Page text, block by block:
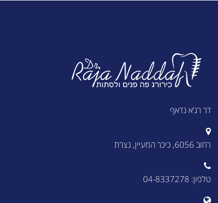
דר רג'א נדאף
רחוב 6056, כיכר המעיין, נצרת
טלפון: 04-8337278